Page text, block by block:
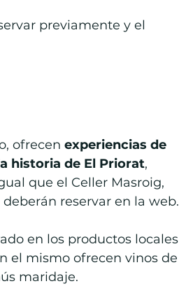
previamente y el
ofrecen experiencias de
historia de El Priorat,
que el Celler Masroig,
reservar en la web.
en los productos locales
el mismo ofrecen vinos de
maridaje.